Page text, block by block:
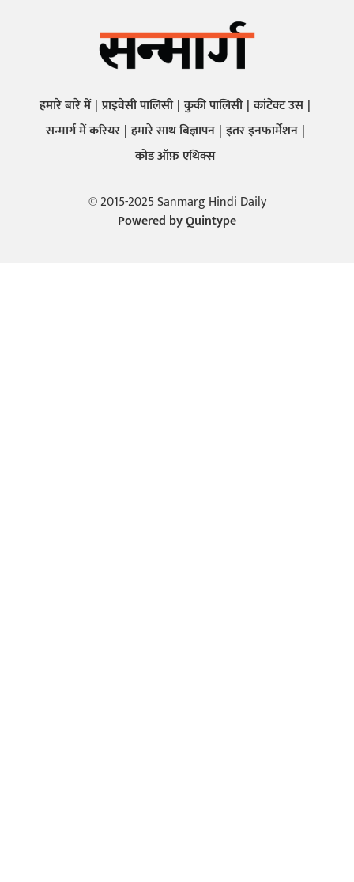
हमारे बारे में प्राइवेसी पालिसी कुकी पालिसी कांटेक्ट उस
सन्मार्ग में करियर हमारे साथ बिज्ञापन इतर इनफार्मेशन
कोड ऑफ़ एथिक्स
© 2015-2025 Sanmarg Hindi Daily
Powered byQuintype